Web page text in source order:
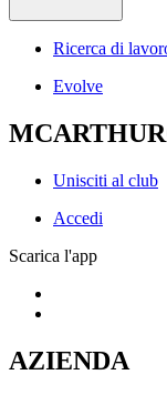
Ricerca di
Evolve
Unisciti al club
Accedi
Scarica l'app
AZIENDA